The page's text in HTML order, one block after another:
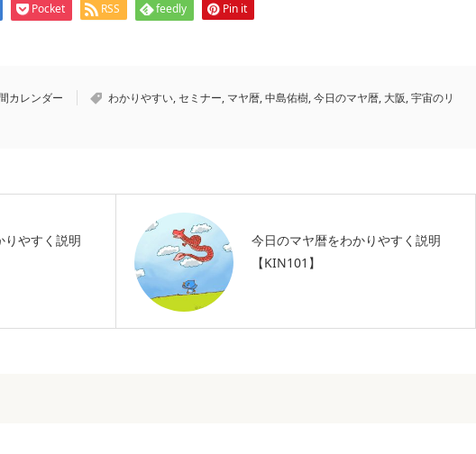
Pocket RSS feedly Pin it
カレンダー わかりやすい,セミナー, マヤ暦,中島佑樹,今日のマヤ暦, 大阪,宇宙のリ
りやすく説明
今日のマヤ暦をわかりやすく説明
【KIN101】